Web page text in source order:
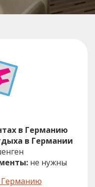
в Германию
в Германии
не нужны
Германию